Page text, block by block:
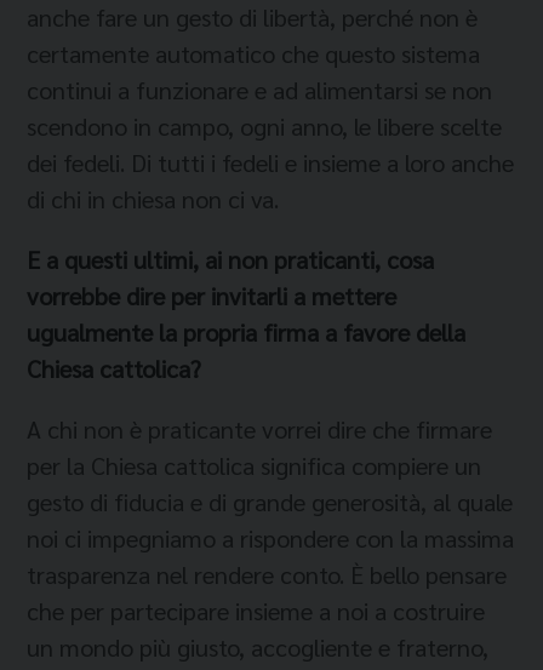
anche fare un gesto di libertà, perché non è
certamente automatico che questo sistema
continui a funzionare e ad alimentarsi se non
scendono in campo, ogni anno, le libere scelte
dei fedeli. Di tutti i fedeli e insieme a loro anche
di chi in chiesa non ci va.
E a questi ultimi, ai non praticanti, cosa
vorrebbe dire per invitarli a mettere
ugualmente la propria firma a favore della
Chiesa cattolica?
A chi non è praticante vorrei dire che firmare
per la Chiesa cattolica significa compiere un
gesto di fiducia e di grande generosità, al quale
noi ci impegniamo a rispondere con la massima
trasparenza nel rendere conto. È bello pensare
che per partecipare insieme a noi a costruire
un mondo più giusto, accogliente e fraterno,